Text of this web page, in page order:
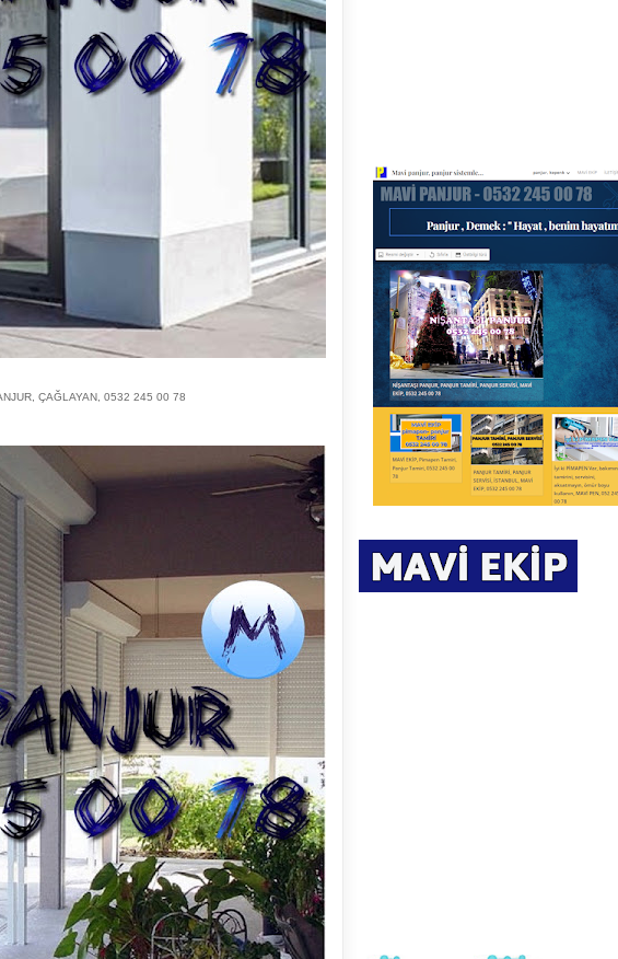
ÇAĞLAYAN, 0532 245 00 78